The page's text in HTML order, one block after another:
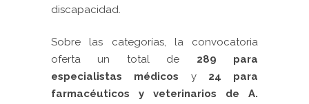
discapacidad.
Sobre las categorías, la convocatoria
oferta un total de 289 para
especialistas médicos y 24 para
farmacéuticos y veterinarios de A.